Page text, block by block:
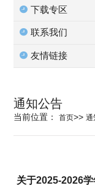
下载专区
联系我们
友情链接
通知公告
当前位置：首页>> 通
关于2025-2026